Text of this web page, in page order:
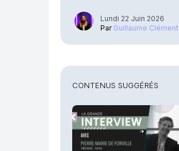
Lundi 22 Juin 2026
Par Guillaume Clément
CONTENUS SUGGÉRÉS